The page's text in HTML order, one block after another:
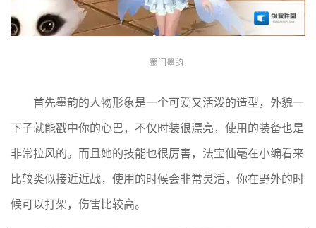
蜀门墨韵
首先墨韵的人物形象是一个可爱又活泼的造型，外貌一
下子就能戳中你的心巴，不仅时装很漂亮，使用的装备也是
非常拉风的。而且她的技能也很厉害，法宝仙毫在小编看来
比较类似接近近战，使用的时候会非常灵活，你在野外的时
候可以打架，伤害比较高。